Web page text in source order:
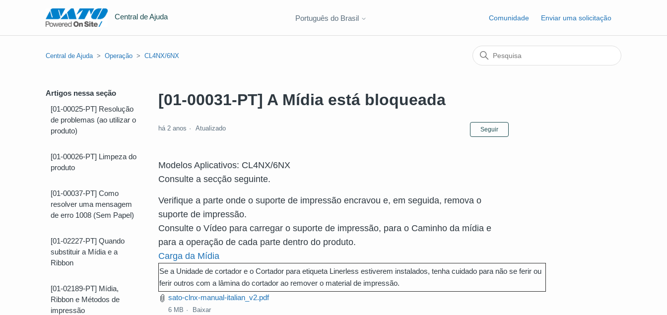
Central de Ajuda Português do Brasil Comunidade Enviar uma solicitação
Central de Ajuda Operação CL4NX/6NX
Artigos nessa seção
[01-00025-PT] Resolução
de problemas (ao utilizar o
produto)
[01-00026-PT] Limpeza do
produto
[01-00037-PT] Como
resolver uma mensagem
de erro 1008 (Sem Papel)
[01-02227-PT] Quando
substituir a Mídia e a
Ribbon
[01-02189-PT] Mídia,
Ribbon e Métodos de
impressão
[01-00031-PT] A Mídia está bloqueada
há 2 anos Atualizado Seguir
Modelos Aplicativos: CL4NX/6NX
Consulte a secção seguinte.
Verifique a parte onde o suporte de impressão encravou e, em seguida, remova o
suporte de impressão.
Consulte o Vídeo para carregar o suporte de impressão, para o Caminho da mídia e
para a operação de cada parte dentro do produto.
Carga da Mídia
Se a Unidade de cortador e o Cortador para etiqueta Linerless estiverem instalados, tenha cuidado para não se ferir ou
ferir outros com a lâmina do cortador ao remover o material de impressão.
sato-clnx-manual-italian_v2.pdf
6 MB Baixar